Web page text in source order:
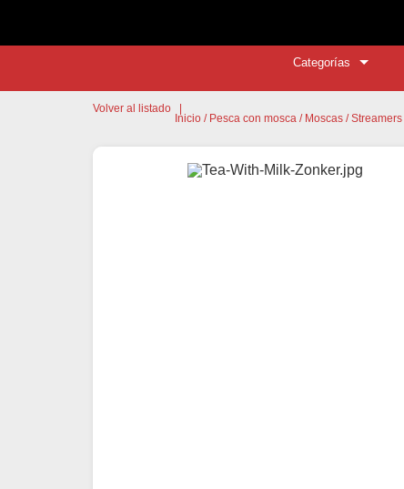
Categorías
Volver al listado
Inicio / Pesca con mosca / Moscas /Streamers